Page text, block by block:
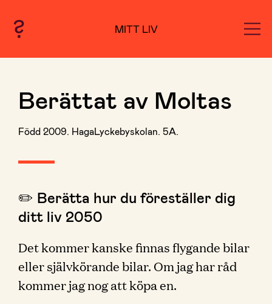
MITT LIV
Berättat av Moltas
Född 2009. HagaLyckebyskolan. 5A.
✏️ Berätta hur du föreställer dig
ditt liv 2050
Det kommer kanske finnas flygande bilar
eller självkörande bilar. Om jag har råd
kommer jag nog att köpa en.